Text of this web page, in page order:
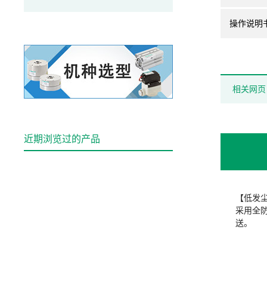
操作说明
相关网页
【低发
采用全
送。
近期浏览过的产品